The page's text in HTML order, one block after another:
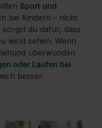
Sport und
bei Kindern – nicht
du dafür, dass
wirst sehen: Wenn
überwunden
oder Laufen bei
besser.